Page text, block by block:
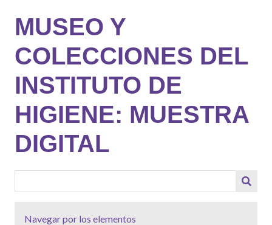
contenido
principal
MUSEO Y
COLECCIONES DEL
INSTITUTO DE
HIGIENE: MUESTRA
DIGITAL
Navegar por los elementos